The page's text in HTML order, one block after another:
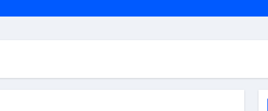
данных назначение и виды